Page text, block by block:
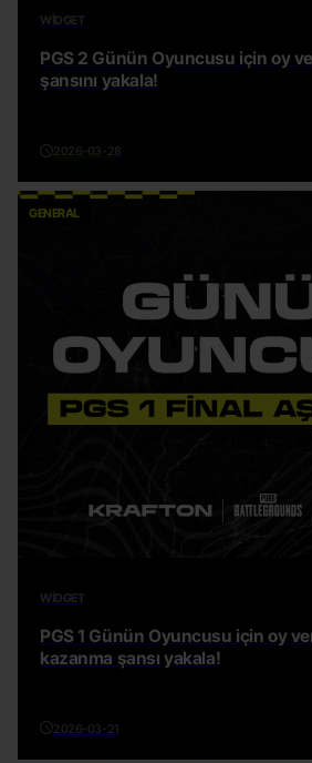
WIDGET
PGS 2 Günün Oyuncusu için oy
şansını yakala!
2026-03-28
GENERAL
WIDGET
PGS 1 Günün Oyuncusu için oy
kazanma şansı yakala!
2026-03-21